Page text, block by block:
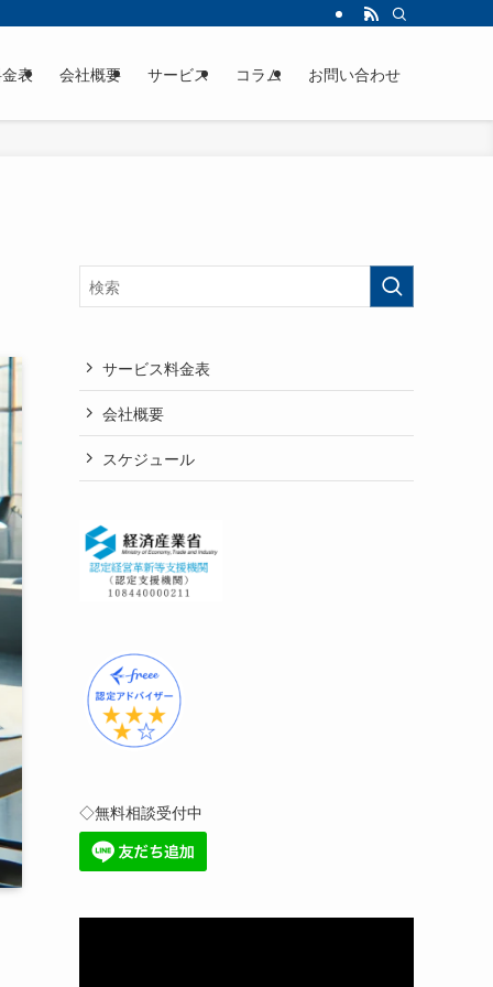
表 会社概要 サービス コラム お問い合わせ
サービス料金表
会社概要
スケジュール
◇無料相談受付中